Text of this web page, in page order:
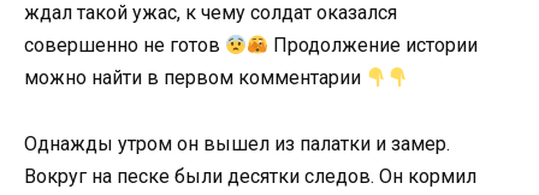
ждал такой ужас, к чему солдат оказался
совершенно не готов
Продолжение истории
можно найти в первом комментарии
Однажды утром он вышел из палатки и замер.
Вокруг на песке были десятки следов. Он кормил